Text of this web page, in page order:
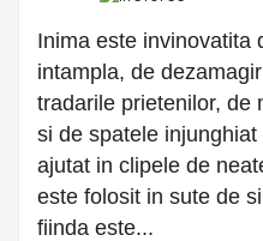
Inima este invinovatita
intampla, de
tradarile prietenilor, de
si de spatele
ajutat in clipele de
este folosit in sute de
fiinda este...